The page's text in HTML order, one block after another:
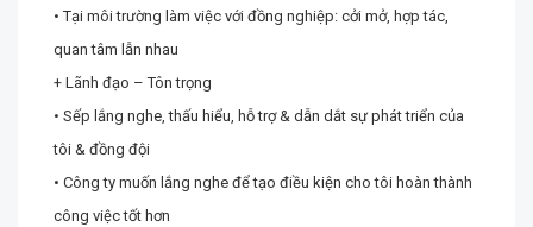
• Tại môi trường làm việc với đồng nghiệp: cởi mở, hợp tác,
quan tâm lẫn nhau
+ Lãnh đạo – Tôn trọng
• Sếp lắng nghe, thấu hiểu, hỗ trợ & dẫn dắt sự phát triển của
tôi & đồng đội
• Công ty muốn lắng nghe để tạo điều kiện cho tôi hoàn thành
công việc tốt hơn